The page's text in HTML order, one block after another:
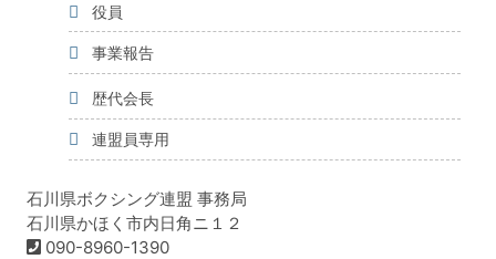
役員
事業報告
歴代会長
連盟員専用
石川県ボクシング連盟 事務局
石川県かほく市内日角ニ１２
090-8960-1390